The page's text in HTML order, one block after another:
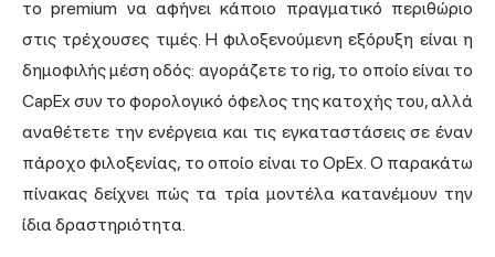
το premium να αφήνει κάποιο πραγματικό περιθώριο
στις τρέχουσες τιμές. Η φιλοξενούμενη εξόρυξη είναι η
δημοφιλής μέση οδός: αγοράζετε το rig, το οποίο είναι το
CapEx συν το φορολογικό όφελος της κατοχής του, αλλά
αναθέτετε την ενέργεια και τις εγκαταστάσεις σε έναν
πάροχο φιλοξενίας, το οποίο είναι το OpEx. Ο παρακάτω
πίνακας δείχνει πώς τα τρία μοντέλα κατανέμουν την
ίδια δραστηριότητα.